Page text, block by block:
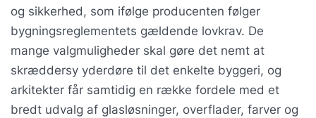
og sikkerhed, som ifølge producenten følger
bygningsreglementets gældende lovkrav. De
mange valgmuligheder skal gøre det nemt at
skræddersy yderdøre til det enkelte byggeri, og
arkitekter får samtidig en række fordele med et
bredt udvalg af glasløsninger, overflader, farver og